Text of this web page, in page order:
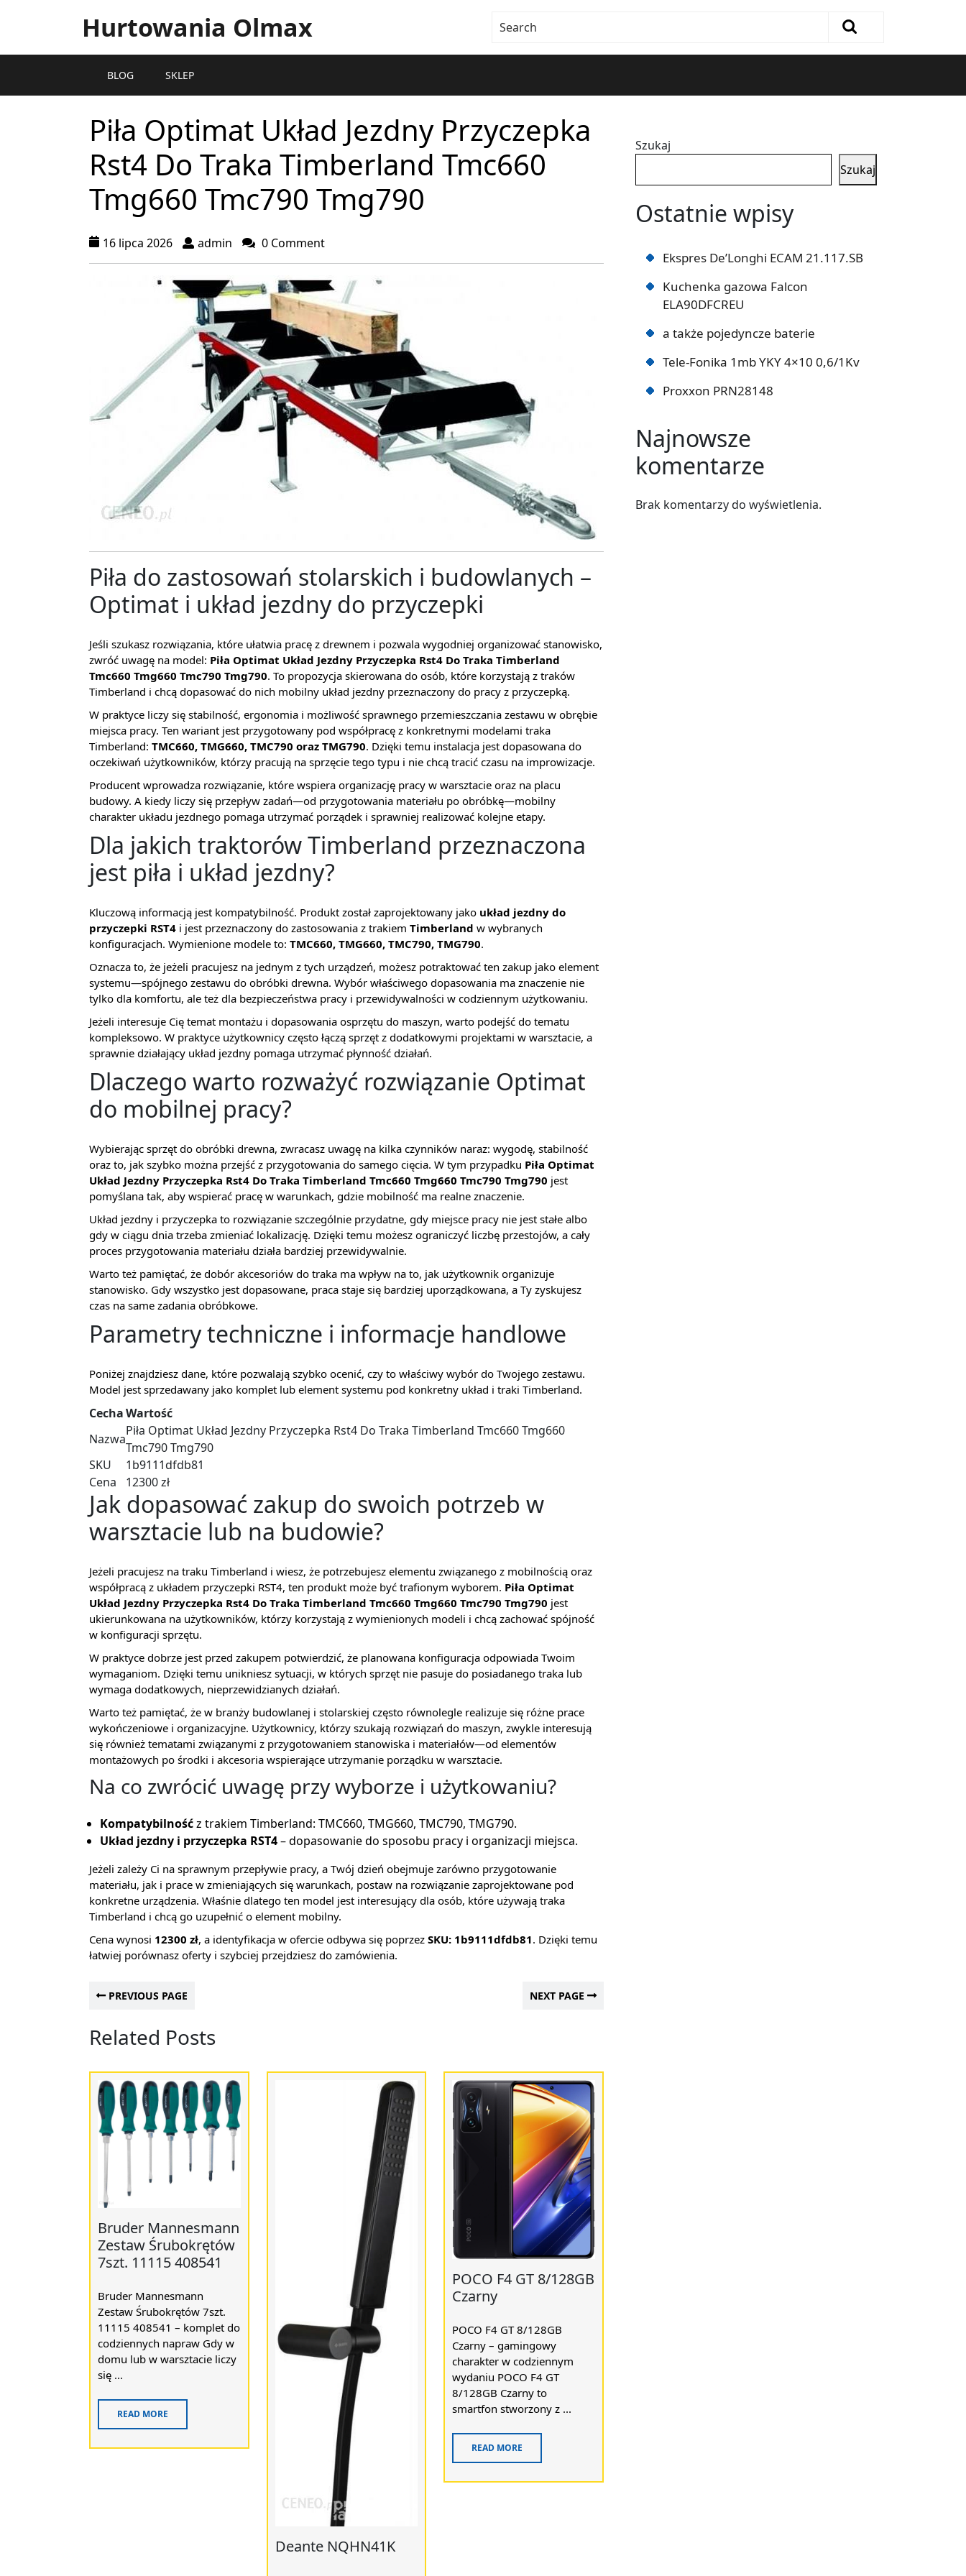
Hurtowania Olmax
BLOG SKLEP
Piła Optimat Układ Jezdny Przyczepka
Rst4 Do Traka Timberland Tmc660
Tmg660 Tmc790 Tmg790
16 lipca 2026 admin 0 Comment
Piła do zastosowań stolarskich i budowlanych –
Optimat i układ jezdny do przyczepki
Jeśli szukasz rozwiązania, które ułatwia pracę z drewnem i pozwala wygodniej organizować stanowisko,
zwróć uwagę na model: Piła Optimat Układ Jezdny Przyczepka Rst4 Do Traka Timberland
Tmc660 Tmg660 Tmc790 Tmg790. To propozycja skierowana do osób, które korzystają z traków
Timberland i chcą dopasować do nich mobilny układ jezdny przeznaczony do pracy z przyczepką.
W praktyce liczy się stabilność, ergonomia i możliwość sprawnego przemieszczania zestawu w obrębie
miejsca pracy. Ten wariant jest przygotowany pod współpracę z konkretnymi modelami traka
Timberland: TMC660, TMG660, TMC790 oraz TMG790. Dzięki temu instalacja jest dopasowana do
oczekiwań użytkowników, którzy pracują na sprzęcie tego typu i nie chcą tracić czasu na improwizacje.
Producent wprowadza rozwiązanie, które wspiera organizację pracy w warsztacie oraz na placu
budowy. A kiedy liczy się przepływ zadań—od przygotowania materiału po obróbkę—mobilny
charakter układu jezdnego pomaga utrzymać porządek i sprawniej realizować kolejne etapy.
Dla jakich traktorów Timberland przeznaczona
jest piła i układ jezdny?
Kluczową informacją jest kompatybilność. Produkt został zaprojektowany jako układ jezdny do
przyczepki RST4 i jest przeznaczony do zastosowania z trakiem Timberland w wybranych
konfiguracjach. Wymienione modele to: TMC660, TMG660, TMC790, TMG790.
Oznacza to, że jeżeli pracujesz na jednym z tych urządzeń, możesz potraktować ten zakup jako element
systemu—spójnego zestawu do obróbki drewna. Wybór właściwego dopasowania ma znaczenie nie
tylko dla komfortu, ale też dla bezpieczeństwa pracy i przewidywalności w codziennym użytkowaniu.
Jeżeli interesuje Cię temat montażu i dopasowania osprzętu do maszyn, warto podejść do tematu
kompleksowo. W praktyce użytkownicy często łączą sprzęt z dodatkowymi projektami w warsztacie, a
sprawnie działający układ jezdny pomaga utrzymać płynność działań.
Dlaczego warto rozważyć rozwiązanie Optimat
do mobilnej pracy?
Wybierając sprzęt do obróbki drewna, zwracasz uwagę na kilka czynników naraz: wygodę, stabilność
oraz to, jak szybko można przejść z przygotowania do samego cięcia. W tym przypadku Piła Optimat
Układ Jezdny Przyczepka Rst4 Do Traka Timberland Tmc660 Tmg660 Tmc790 Tmg790 jest
pomyślana tak, aby wspierać pracę w warunkach, gdzie mobilność ma realne znaczenie.
Układ jezdny i przyczepka to rozwiązanie szczególnie przydatne, gdy miejsce pracy nie jest stałe albo
gdy w ciągu dnia trzeba zmieniać lokalizację. Dzięki temu możesz ograniczyć liczbę przestojów, a cały
proces przygotowania materiału działa bardziej przewidywalnie.
Warto też pamiętać, że dobór akcesoriów do traka ma wpływ na to, jak użytkownik organizuje
stanowisko. Gdy wszystko jest dopasowane, praca staje się bardziej uporządkowana, a Ty zyskujesz
czas na same zadania obróbkowe.
Parametry techniczne i informacje handlowe
Poniżej znajdziesz dane, które pozwalają szybko ocenić, czy to właściwy wybór do Twojego zestawu.
Model jest sprzedawany jako komplet lub element systemu pod konkretny układ i traki Timberland.
CechaWartość
Nazwa
Piła Optimat Układ Jezdny Przyczepka Rst4 Do Traka Timberland Tmc660 Tmg660
Tmc790 Tmg790
SKU
1b9111dfdb81
Cena
12300 zł
Jak dopasować zakup do swoich potrzeb w
warsztacie lub na budowie?
Jeżeli pracujesz na traku Timberland i wiesz, że potrzebujesz elementu związanego z mobilnością oraz
współpracą z układem przyczepki RST4, ten produkt może być trafionym wyborem. Piła Optimat
Układ Jezdny Przyczepka Rst4 Do Traka Timberland Tmc660 Tmg660 Tmc790 Tmg790 jest
ukierunkowana na użytkowników, którzy korzystają z wymienionych modeli i chcą zachować spójność
w konfiguracji sprzętu.
W praktyce dobrze jest przed zakupem potwierdzić, że planowana konfiguracja odpowiada Twoim
wymaganiom. Dzięki temu unikniesz sytuacji, w których sprzęt nie pasuje do posiadanego traka lub
wymaga dodatkowych, nieprzewidzianych działań.
Warto też pamiętać, że w branży budowlanej i stolarskiej często równolegle realizuje się różne prace
wykończeniowe i organizacyjne. Użytkownicy, którzy szukają rozwiązań do maszyn, zwykle interesują
się również tematami związanymi z przygotowaniem stanowiska i materiałów—od elementów
montażowych po środki i akcesoria wspierające utrzymanie porządku w warsztacie.
Na co zwrócić uwagę przy wyborze i użytkowaniu?
Kompatybilnośćz trakiem Timberland: TMC660, TMG660, TMC790, TMG790.
Układ jezdny i przyczepka RST4– dopasowanie do sposobu pracy i organizacji miejsca.
Jeżeli zależy Ci na sprawnym przepływie pracy, a Twój dzień obejmuje zarówno przygotowanie
materiału, jak i prace w zmieniających się warunkach, postaw na rozwiązanie zaprojektowane pod
konkretne urządzenia. Właśnie dlatego ten model jest interesujący dla osób, które używają traka
Timberland i chcą go uzupełnić o element mobilny.
Cena wynosi 12300 zł, a identyfikacja w ofercie odbywa się poprzez SKU: 1b9111dfdb81. Dzięki temu
łatwiej porównasz oferty i szybciej przejdziesz do zamówienia.
PREVIOUS PAGE NEXT PAGE
Related Posts
Bruder Mannesmann
Zestaw Śrubokrętów
7szt. 11115 408541
Bruder Mannesmann
Zestaw Śrubokrętów 7szt.
11115 408541 – komplet do
codziennych napraw Gdy w
domu lub w warsztacie liczy
się ...
READ MORE
Deante NQHN41K
POCO F4 GT 8/128GB
Czarny
POCO F4 GT 8/128GB
Czarny – gamingowy
charakter w codziennym
wydaniu POCO F4 GT
8/128GB Czarny to
smartfon stworzony z ...
READ MORE
Szukaj
Szukaj
Ostatnie wpisy
Ekspres De’Longhi ECAM 21.117.SB
Kuchenka gazowa Falcon
ELA90DFCREU
a także pojedyncze baterie
Tele-Fonika 1mb YKY 4×10 0,6/1Kv
Proxxon PRN28148
Najnowsze
komentarze
Brak komentarzy do wyświetlenia.